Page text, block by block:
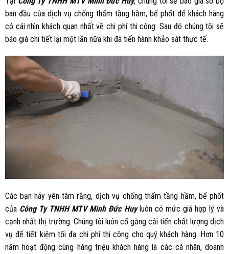
ban đầu của dịch vụ chống thấm tầng hầm, bể phốt để khách hàng
có cái nhìn khách quan nhất về chi phí thi công. Sau đó chúng tôi sẽ
báo giá chi tiết lại một lần nữa khi đã tiến hành khảo sát thực tế.
Các bạn hãy yên tâm rằng, dịch vụ chống thấm tầng hầm, bể phốt
của Công Ty TNHH MTV Minh Đức Huyluôn có mức giá hợp lý và
cạnh nhất thị trường. Chúng tôi luôn cố gắng cải tiến chất lượng dịch
vụ để tiết kiệm tối đa chi phí thi công cho quý khách hàng. Hơn 10
năm hoạt động cùng hàng triệu khách hàng là các cá nhân, doanh